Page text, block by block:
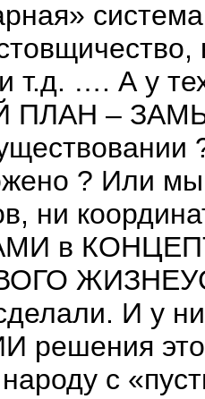
т.д. …. А у
ПЛАН –
? Или
ни
в
И у
решения
с